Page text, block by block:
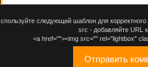
следующий шаблон для
src - добавляйте URL
<a href=""><img src="" rel="lightbox"